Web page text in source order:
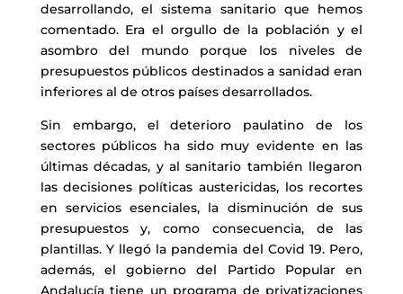
desarrollando, el sistema sanitario que hemos
comentado. Era el orgullo de la población y el
asombro del mundo porque los niveles de
presupuestos públicos destinados a sanidad eran
inferiores al de otros países desarrollados.
Sin embargo, el deterioro paulatino de los
sectores públicos ha sido muy evidente en las
últimas décadas, y al sanitario también llegaron
las decisiones políticas austericidas, los recortes
en servicios esenciales, la disminución de sus
presupuestos y, como consecuencia, de las
plantillas. Y llegó la pandemia del Covid 19. Pero,
además, el gobierno del Partido Popular en
Andalucía tiene un programa de privatizaciones